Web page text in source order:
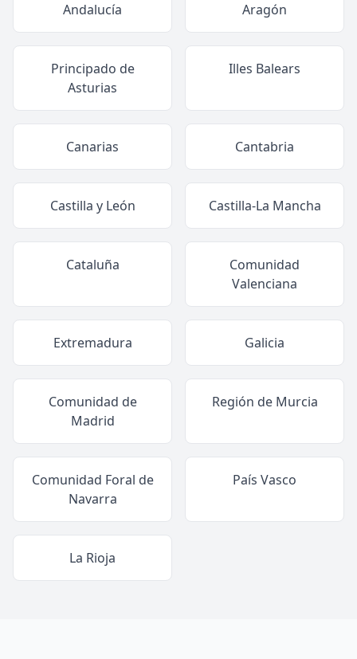
Andalucía Aragón
Principado de
Asturias
Illes Balears
Canarias Cantabria
Castilla y León Castilla-La Mancha
Cataluña
Comunidad
Valenciana
Extremadura Galicia
Comunidad de
Madrid
Región de Murcia
Comunidad Foral de
Navarra
País Vasco
La Rioja